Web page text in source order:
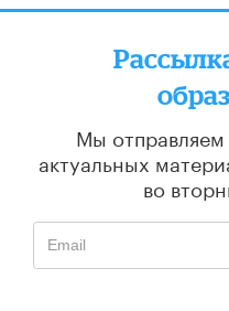
Мы
актуальных
во